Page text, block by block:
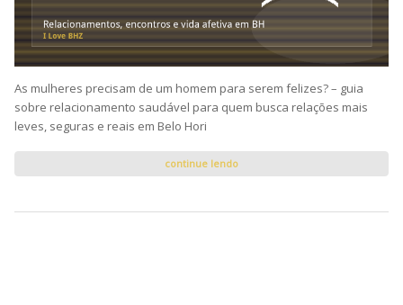
As mulheres precisam de um homem para serem felizes? – guia
sobre relacionamento saudável para quem busca relações mais
leves, seguras e reais em Belo Hori
continue lendo